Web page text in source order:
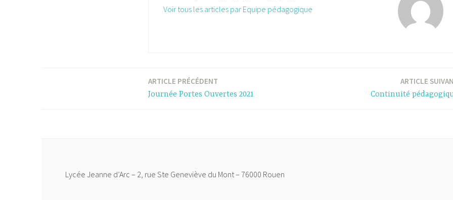
Voir tous les articles par Equipe pédagogique
ARTICLE PRÉCÉDENT
Journée Portes Ouvertes 2021
ARTICLE
Continuité
Lycée Jeanne d’Arc – 2, rue Ste Geneviève du Mont – 76000 Rouen